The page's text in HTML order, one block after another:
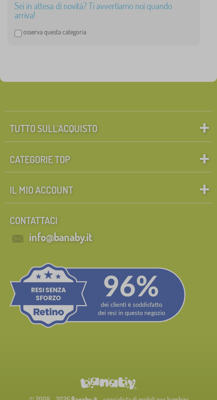
Sei in attesa di novità? Ti avvertiamo noi quando
arriva!
osserva questa categoria
TUTTO SULL’ACQUISTO
CATEGORIE TOP
IL MIO ACCOUNT
CONTATTACI
info@banaby.it